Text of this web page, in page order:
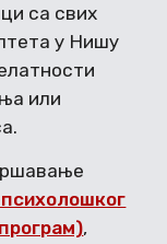
са свих
у Нишу
или
,